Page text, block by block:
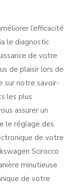
l’efficacité
le diagnostic
de votre
de plaisir lors de
sur notre savoir-
les plus
assurer un
le réglage des
de votre
Scirocco
minutieuse
de votre